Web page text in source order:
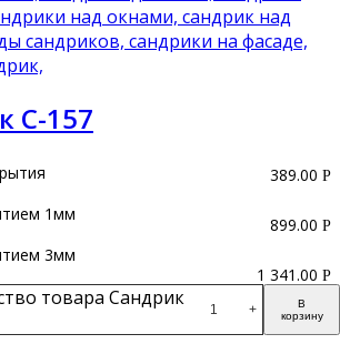
С-157
1мм
3мм
товара Сандрик
+
В
корзину
389.00 Р
899.00 Р
1 341.00 Р